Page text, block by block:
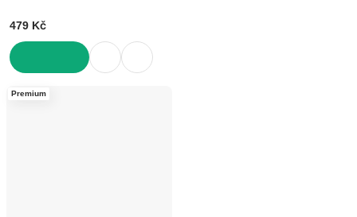
479 Kč
Premium